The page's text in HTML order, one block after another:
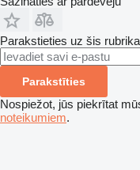
Parakstieties uz šis
Parakstīties
Nospiežot, jūs piekrītat
noteikumiem.